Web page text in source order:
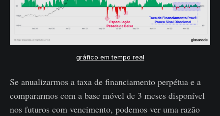
gráfico em tempo real
Se anualizarmos a taxa de financiamento perpétua e a
compararmos com a base móvel de 3 meses disponível
nos futuros com vencimento, podemos ver uma razão